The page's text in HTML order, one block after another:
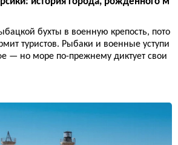
бухты в военную крепость, пото
туристов. Рыбаки и военные уступи
— но море по-прежнему диктует свои